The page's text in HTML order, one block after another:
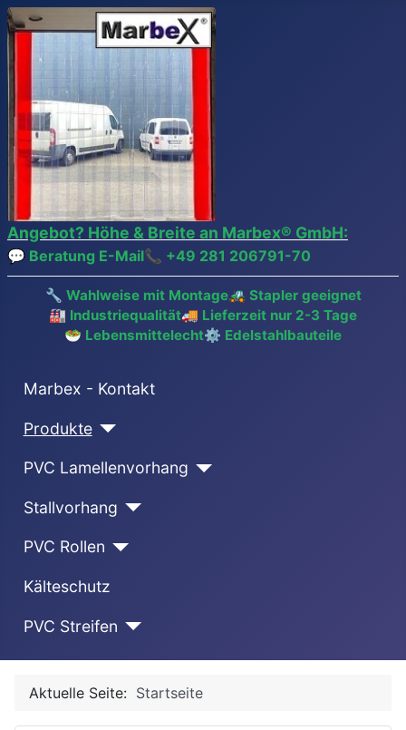
Angebot? Höhe & Breite an Marbex® GmbH:
💬 Beratung E-Mail📞 +49 281 206791-70
🔧 Wahlweise mit Montage🚜 Stapler geeignet
🏭 Industriequalität🚚 Lieferzeit nur 2-3 Tage
🥗 Lebensmittelecht⚙️ Edelstahlbauteile
Marbex - Kontakt
Produkte
PVC Lamellenvorhang
Stallvorhang
PVC Rollen
Kälteschutz
PVC Streifen
Aktuelle Seite: Startseite